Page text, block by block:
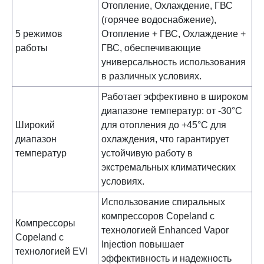
5 режимов
работы
Отопление, Охлаждение, ГВС
(горячее водоснабжение),
Отопление + ГВС, Охлаждение +
ГВС, обеспечивающие
универсальность использования
в различных условиях.
Широкий
диапазон
температур
Работает эффективно в широком
диапазоне температур: от -30°С
для отопления до +45°С для
охлаждения, что гарантирует
устойчивую работу в
экстремальных климатических
условиях.
Компрессоры
Copeland с
технологией EVI
Использование спиральных
компрессоров Copeland с
технологией Enhanced Vapor
Injection повышает
эффективность и надежность